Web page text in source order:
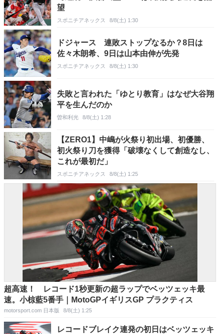
望
スポニチアネックス 8/8(土) 1:30
ドジャース 連敗ストップなるか？8日は
佐々木朗希、9日は山本由伸が先発
スポニチアネックス 8/8(土) 1:30
失敗と言われた「ゆとり教育」はなぜ大谷翔
平を生んだのか
曽和利光 8/8(土) 1:28
【ZERO1】中嶋が火祭り初出場、初優勝、
初火祭り刀を獲得「破壊なくして創造なし、
これが最初だ」
スポニチアネックス 8/8(土) 1:25
超高速！ レコード1秒更新の超ラップでベッツェッキ最
速。小椋藍5番手｜MotoGPイギリスGP プラクティス
motorsport.com 日本版 8/8(土) 1:25
レコードブレイク連発の初日はベッツェッキ